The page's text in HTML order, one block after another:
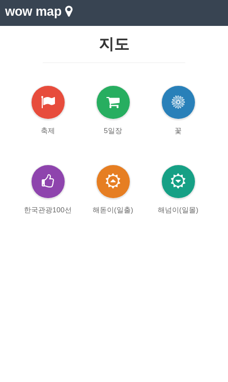
wow map
지도
축제 5일장 꽃
한국관광100선 해돋이(일출) 해넘이(일몰)